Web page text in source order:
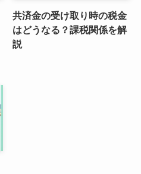
共済金の受け取り時の税金
はどうなる？課税関係を解
説